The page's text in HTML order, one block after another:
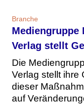
Branche
Mediengruppe
Verlag stellt
Die
Verlag stellt ihre
dieser
auf